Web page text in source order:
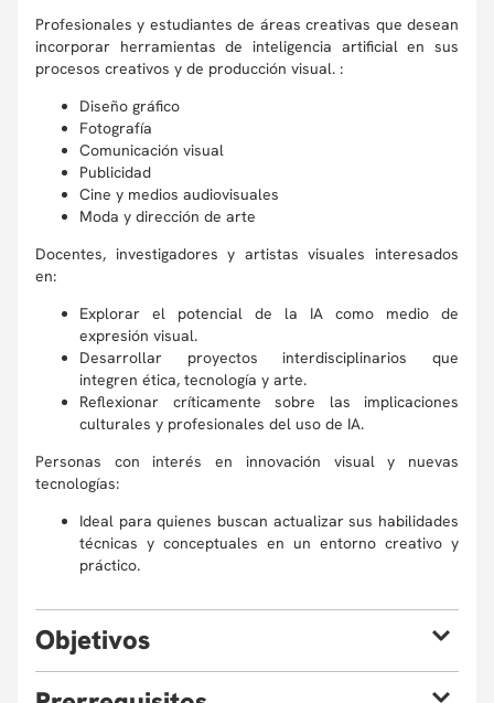
Profesionales y estudiantes de áreas creativas que desean
incorporar herramientas de inteligencia artificial en sus
procesos creativos y de producción visual. :
Diseño gráfico
Fotografía
Comunicación visual
Publicidad
Cine y medios audiovisuales
Moda y dirección de arte
Docentes, investigadores y artistas visuales interesados
en:
Explorar el potencial de la IA como medio de
expresión visual.
Desarrollar proyectos interdisciplinarios que
integren ética, tecnología y arte.
Reflexionar críticamente sobre las implicaciones
culturales y profesionales del uso de IA.
Personas con interés en innovación visual y nuevas
tecnologías:
Ideal para quienes buscan actualizar sus habilidades
técnicas y conceptuales en un entorno creativo y
práctico.
Objetivos